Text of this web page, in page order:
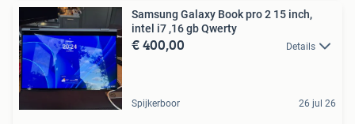
Samsung Galaxy Book pro 2 15 inch,
intel i7 ,16 gb Qwerty
€ 400,00 Details
Spijkerboor 26 jul 26